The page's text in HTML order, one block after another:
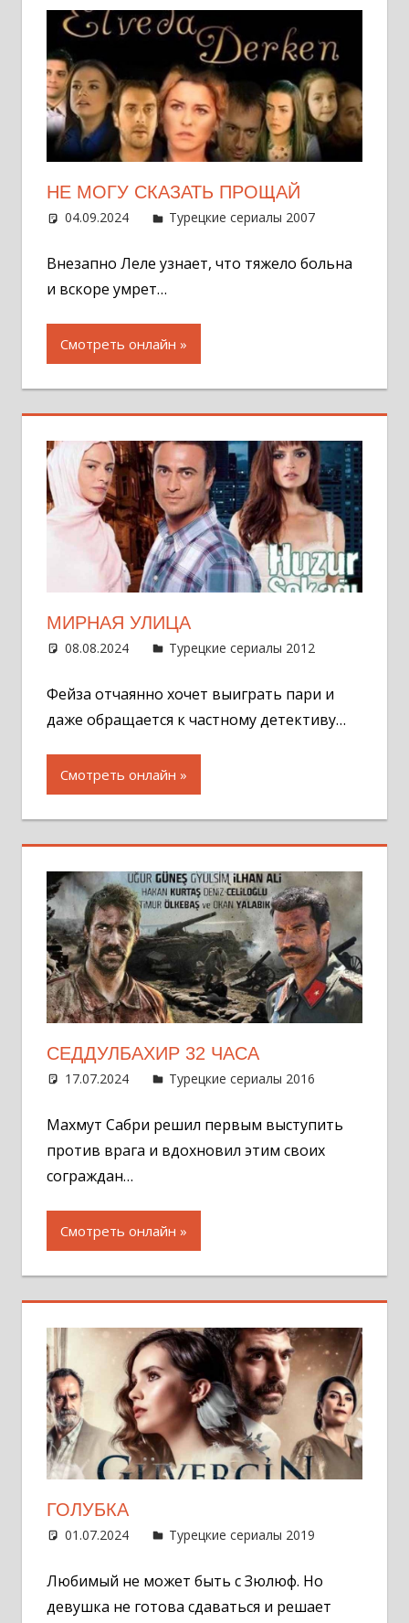
НЕ МОГУ СКАЗАТЬ ПРОЩАЙ
04.09.2024 Администратор
Турецкие сериалы 2007
Внезапно Леле узнает, что тяжело больна
и вскоре умрет…
Смотреть онлайн
МИРНАЯ УЛИЦА
08.08.2024 Администратор
Турецкие сериалы 2012
Фейза отчаянно хочет выиграть пари и
даже обращается к частному детективу…
Смотреть онлайн
СЕДДУЛБАХИР 32 ЧАСА
17.07.2024 Администратор
Турецкие сериалы 2016
Махмут Сабри решил первым выступить
против врага и вдохновил этим своих
сограждан…
Смотреть онлайн
ГОЛУБКА
01.07.2024 Администратор
Турецкие сериалы 2019
Любимый не может быть с Зюлюф. Но
девушка не готова сдаваться и решает